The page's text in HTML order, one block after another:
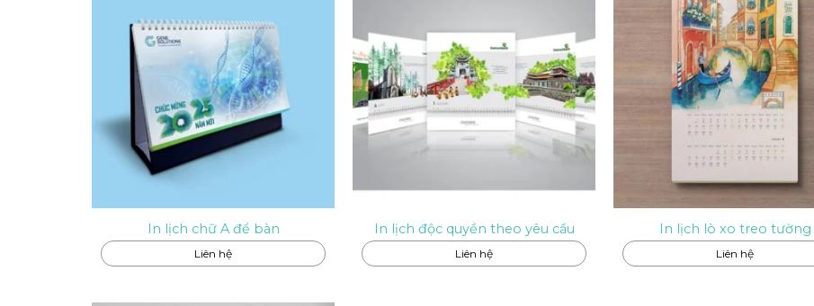
In lịch chữ A để bàn
Liên hệ
In lịch độc quyền theo yêu cầu
Liên hệ
In lịch lò xo treo tường
Liên hệ